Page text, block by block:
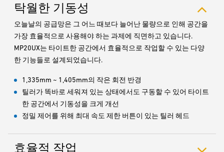
탁월한 기동성
오늘날의 공급망은 그 어느 때보다 늘어난 물량으로 인해 공간을
가장 효율적으로 사용해야 하는 과제에 직면하고 있습니다.
MP20UX는 타이트한 공간에서 효율적으로 작업할 수 있는 다양
한 기능들로 설계되었습니다.
1,335mm ~ 1,405mm의 작은 회전 반경
틸러가 똑바로 세워져 있는 상태에서도 구동할 수 있어 타이트
한 공간에서 기동성을 크게 개선
정밀 제어를 위해 최대 속도 제한 버튼이 있는 틸러 헤드
효율적 작업